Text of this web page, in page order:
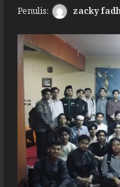
zacky